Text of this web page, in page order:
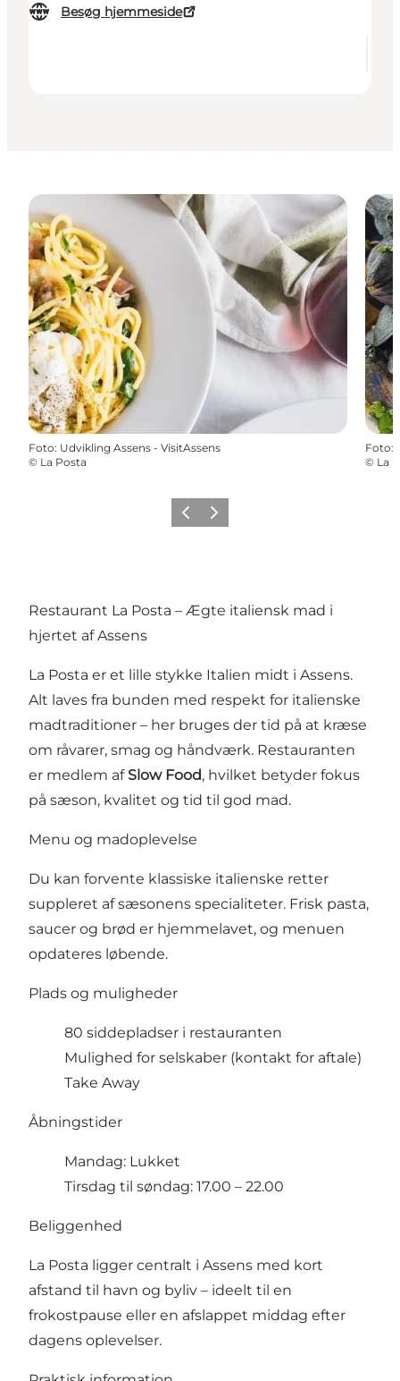
Besøg hjemmeside
Foto: Udvikling Assens - VisitAssens
© La Posta
Foto:
© La
ForrigeNæste
Restaurant La Posta – Ægte italiensk mad i
hjertet af Assens
La Posta er et lille stykke Italien midt i Assens.
Alt laves fra bunden med respekt for italienske
madtraditioner – her bruges der tid på at kræse
om råvarer, smag og håndværk. Restauranten
er medlem afSlow Food, hvilket betyder fokus
på sæson, kvalitet og tid til god mad.
Menu og madoplevelse
Du kan forvente klassiske italienske retter
suppleret af sæsonens specialiteter. Frisk pasta,
saucer og brød er hjemmelavet, og menuen
opdateres løbende.
Plads og muligheder
80 siddepladser i restauranten
Mulighed for selskaber (kontakt for aftale)
Take Away
Åbningstider
Mandag: Lukket
Tirsdag til søndag: 17.00 – 22.00
Beliggenhed
La Posta ligger centralt i Assens med kort
afstand til havn og byliv – ideelt til en
frokostpause eller en afslappet middag efter
dagens oplevelser.